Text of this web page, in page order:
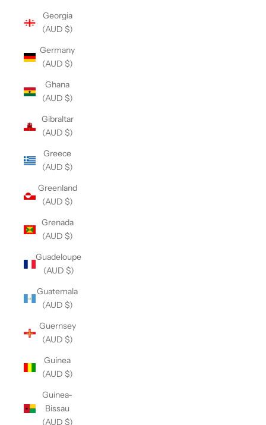
Georgia
(AUD $)
Germany
(AUD $)
Ghana
(AUD $)
Gibraltar
(AUD $)
Greece
(AUD $)
Greenland
(AUD $)
Grenada
(AUD $)
Guadeloupe
(AUD $)
Guatemala
(AUD $)
Guernsey
(AUD $)
Guinea
(AUD $)
Guinea-
Bissau
(AUD $)